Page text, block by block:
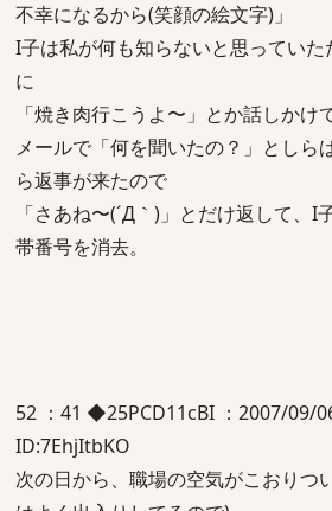
不幸になるから(笑顔の絵文字)」
I子は私が何も知らないと思っていた
に
「焼き肉行こうよ〜」とか話しかけ
メールで「何を聞いたの？」としら
ら返事が来たので
「さあね〜(´Д｀)」とだけ返して、I
帯番号を消去。
52 ：41 ◆25PCD11cBI ：2007/09/
ID:7EhjItbKO
次の日から、職場の空気がこおりつ